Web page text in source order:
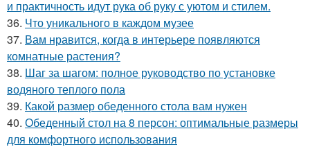
и практичность идут рука об руку с уютом и стилем.
36. Что уникального в каждом музее
37. Вам нравится, когда в интерьере появляются
комнатные растения?
38. Шаг за шагом: полное руководство по установке
водяного теплого пола
39. Какой размер обеденного стола вам нужен
40. Обеденный стол на 8 персон: оптимальные размеры
для комфортного использования